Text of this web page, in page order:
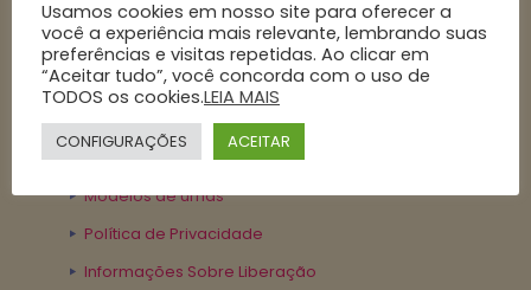
Nossa Politica
Contrato de Serviço
Cremações de exumações
Modelos de urnas
Política de Privacidade
Informações Sobre Liberação
Usamos cookies em nosso site para oferecer a
você a experiência mais relevante, lembrando suas
preferências e visitas repetidas. Ao clicar em
“Aceitar tudo”, você concorda com o uso de
TODOS os cookies.LEIA MAIS
CONFIGURAÇÕES ACEITAR